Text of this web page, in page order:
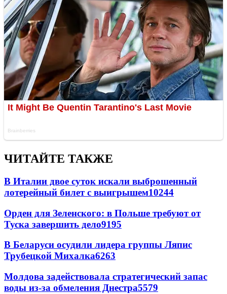
ЧИТАЙТЕ ТАКЖЕ
В Италии двое суток искали выброшенный
лотерейный билет с выигрышем10244
Орден для Зеленского: в Польше требуют от
Туска завершить дело9195
В Беларуси осудили лидера группы Ляпис
Трубецкой Михалка6263
Молдова задействовала стратегический запас
воды из-за обмеления Днестра5579